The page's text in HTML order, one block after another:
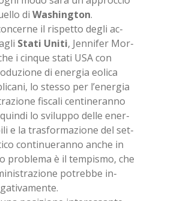
di Wa­shing­ton.
il ri­spet­to de­gli ac­
Sta­ti Uni­ti, Jen­ni­fer Mor­
i cin­que sta­ti USA con
di ener­gia eo­li­ca
lo stes­so per l’e­ner­gia
fi­sca­li cen­ti­ne­ran­no
lo svi­lup­po del­le ener­
e la tra­sfor­ma­zio­ne del set­
con­ti­nue­ran­no an­che in
pro­ble­ma è il tem­pi­smo, che
po­treb­be in­